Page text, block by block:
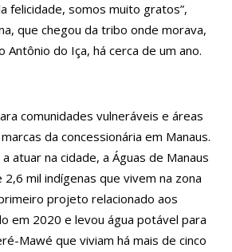
preços de querosene de aviação
cerca de 34 mil profissionais inscritos
para vender os seus olhos por cerca
Apaixonadas’ expõe mensagens sem
de Bruna Marquezine
ter esp4ncado sobrinha de 2 anos até
no Amazonas; veja vídeo
Reduzir Para 15 Anos Idade Mínima Para
Mães Abortarem
chineses desembarcam no Brasil
felicidade, somos muito gratos”,
que chegou da tribo onde morava,
Antônio do Iça, há cerca de um ano.
comunidades vulneráveis e áreas
da concessionária em Manaus.
atuar na cidade, a Águas de Manaus
mil indígenas que vivem na zona
projeto relacionado aos
em 2020 e levou água potável para
Mawé que viviam há mais de cinco